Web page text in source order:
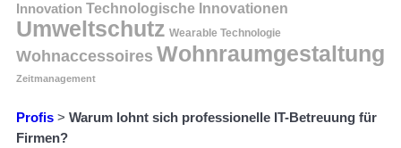
Innovation Technologische Innovationen
Umweltschutz Wearable Technologie
Wohnaccessoires Wohnraumgestaltung
Zeitmanagement
Profis > Warum lohnt sich professionelle IT-Betreuung für
Firmen?